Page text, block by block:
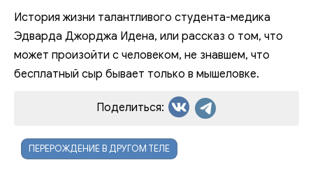
История жизни талантливого студента-медика
Эдварда Джорджа Идена, или рассказ о том, что
может произойти с человеком, не знавшем, что
бесплатный сыр бывает только в мышеловке.
Поделиться:
ПЕРЕРОЖДЕНИЕ В ДРУГОМ ТЕЛЕ